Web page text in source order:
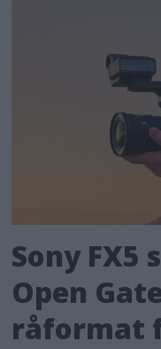
Sony FX5
Open
råformat